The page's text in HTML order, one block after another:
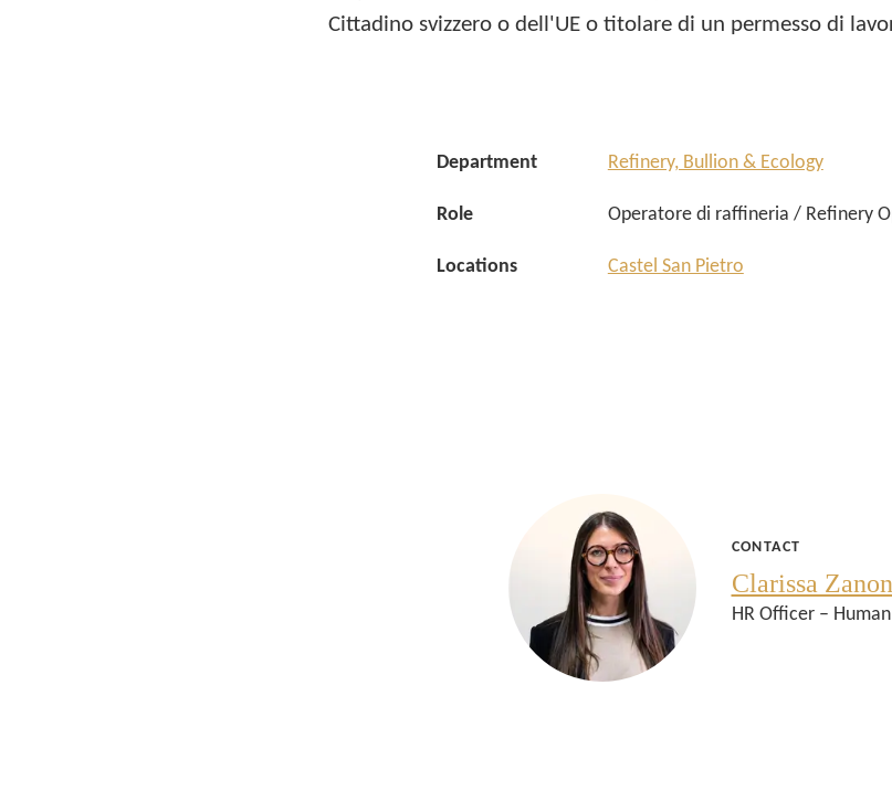
Cittadino svizzero o dell'UE o titolare di un permesso di
Department Refinery, Bullion & Ecology
Role Operatore di raffineria / Refinery
Locations Castel San Pietro
CONTACT
Clarissa
HR Officer –